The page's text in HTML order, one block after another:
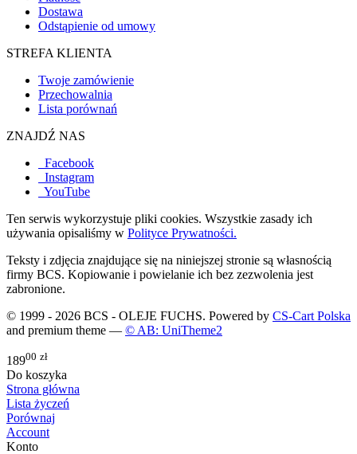
Dostawa
Odstąpienie od umowy
STREFA KLIENTA
Twoje zamówienie
Przechowalnia
Lista porównań
ZNAJDŹ NAS
Facebook
Instagram
YouTube
Ten serwis wykorzystuje pliki cookies. Wszystkie zasady ich
używania opisaliśmy w Polityce Prywatności.
Teksty i zdjęcia znajdujące się na niniejszej stronie są własnością
firmy BCS. Kopiowanie i powielanie ich bez zezwolenia jest
zabronione.
© 1999 - 2026 BCS - OLEJE FUCHS. Powered by CS-Cart Polska
and premium theme — © AB: UniTheme2
18900 zł
Do koszyka
Strona główna
Lista życzeń
Porównaj
Account
Konto